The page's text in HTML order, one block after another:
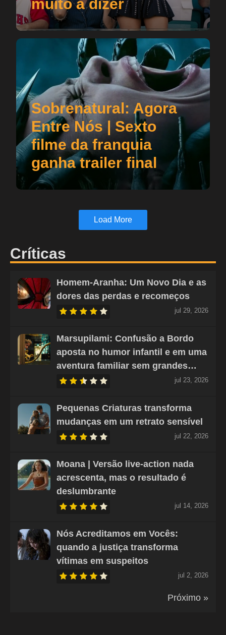
muito a dizer
Sobrenatural: Agora
Entre Nós | Sexto
filme da franquia
ganha trailer final
Load More
Críticas
Homem-Aranha: Um Novo Dia e as
dores das perdas e recomeços
jul 29, 2026
Marsupilami: Confusão a Bordo
aposta no humor infantil e em uma
aventura familiar sem grandes…
jul 23, 2026
Pequenas Criaturas transforma
mudanças em um retrato sensível
jul 22, 2026
Moana | Versão live-action nada
acrescenta, mas o resultado é
deslumbrante
jul 14, 2026
Nós Acreditamos em Vocês:
quando a justiça transforma
vítimas em suspeitos
jul 2, 2026
Próximo »